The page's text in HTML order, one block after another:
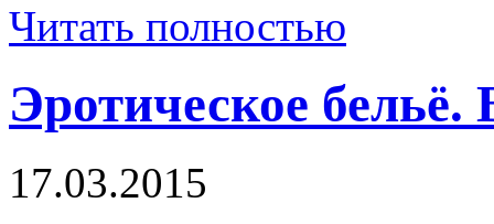
Читать полностью
Эротическое
17.03.2015